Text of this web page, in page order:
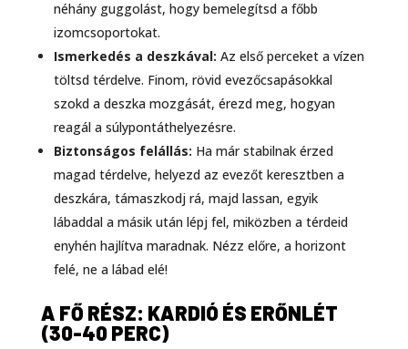
néhány guggolást, hogy bemelegítsd a főbb
izomcsoportokat.
Ismerkedés a deszkával: Az első perceket a vízen
töltsd térdelve. Finom, rövid evezőcsapásokkal
szokd a deszka mozgását, érezd meg, hogyan
reagál a súlypontáthelyezésre.
Biztonságos felállás: Ha már stabilnak érzed
magad térdelve, helyezd az evezőt keresztben a
deszkára, támaszkodj rá, majd lassan, egyik
lábaddal a másik után lépj fel, miközben a térdeid
enyhén hajlítva maradnak. Nézz előre, a horizont
felé, ne a lábad elé!
A FŐ RÉSZ: KARDIÓ ÉS ERŐNLÉT
(30-40 PERC)